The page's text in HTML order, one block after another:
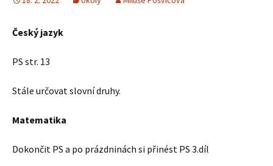
Český jazyk
PS str. 13
Stále určovat slovní druhy.
Matematika
Dokončit PS a po prázdninách si přinést PS 3.díl